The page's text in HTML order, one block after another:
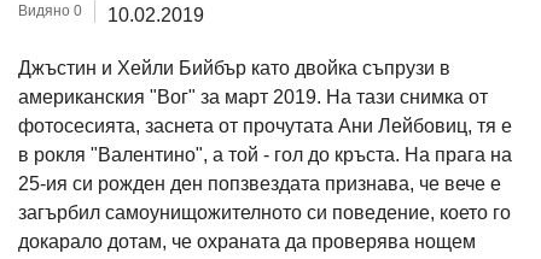
Видяно 0 10.02.2019
Джъстин и Хейли Бийбър като двойка съпрузи в
американския "Вог" за март 2019. На тази снимка от
фотосесията, заснета от прочутата Ани Лейбовиц, тя е
в рокля "Валентино", а той - гол до кръста. На прага на
25-ия си рожден ден попзвездата признава, че вече е
загърбил самоунищожителното си поведение, което го
докарало дотам, че охраната да проверява нощем